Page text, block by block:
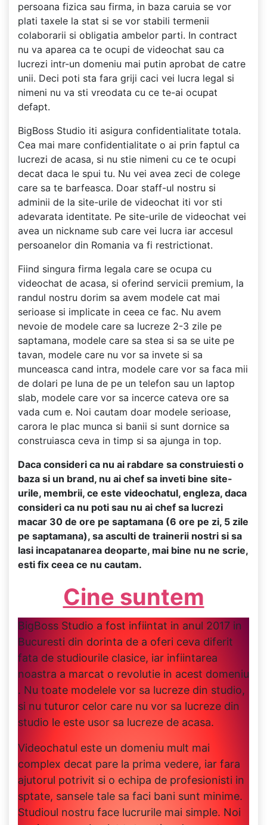
persoana fizica sau firma, in baza caruia se vor
plati taxele la stat si se vor stabili termenii
colaborarii si obligatia ambelor parti. In contract
nu va aparea ca te ocupi de videochat sau ca
lucrezi intr-un domeniu mai putin aprobat de catre
unii. Deci poti sta fara griji caci vei lucra legal si
nimeni nu va sti vreodata cu ce te-ai ocupat
defapt.
BigBoss Studio iti asigura confidentialitate totala.
Cea mai mare confidentialitate o ai prin faptul ca
lucrezi de acasa, si nu stie nimeni cu ce te ocupi
decat daca le spui tu. Nu vei avea zeci de colege
care sa te barfeasca. Doar staff-ul nostru si
adminii de la site-urile de videochat iti vor sti
adevarata identitate. Pe site-urile de videochat vei
avea un nickname sub care vei lucra iar accesul
persoanelor din Romania va fi restrictionat.
Fiind singura firma legala care se ocupa cu
videochat de acasa, si oferind servicii premium, la
randul nostru dorim sa avem modele cat mai
serioase si implicate in ceea ce fac. Nu avem
nevoie de modele care sa lucreze 2-3 zile pe
saptamana, modele care sa stea si sa se uite pe
tavan, modele care nu vor sa invete si sa
munceasca cand intra, modele care vor sa faca mii
de dolari pe luna de pe un telefon sau un laptop
slab, modele care vor sa incerce cateva ore sa
vada cum e. Noi cautam doar modele serioase,
carora le plac munca si banii si sunt dornice sa
construiasca ceva in timp si sa ajunga in top.
Daca consideri ca nu ai rabdare sa construiesti o
baza si un brand, nu ai chef sa inveti bine site-
urile, membrii, ce este videochatul, engleza, daca
consideri ca nu poti sau nu ai chef sa lucrezi
macar 30 de ore pe saptamana (6 ore pe zi, 5 zile
pe saptamana), sa asculti de trainerii nostri si sa
lasi incapatanarea deoparte, mai bine nu ne scrie,
esti fix ceea ce nu cautam.
Cine suntem
BigBoss Studio a fost infiintat in anul 2017 in
Bucuresti din dorinta de a oferi ceva diferit
fata de studiourile clasice, iar infiintarea
noastra a marcat o revolutie in acest domeniu
. Nu toate modelele vor sa lucreze din studio,
si nu tuturor celor care nu vor sa lucreze din
studio le este usor sa lucreze de acasa.
Videochatul este un domeniu mult mai
complex decat pare la prima vedere, iar fara
ajutorul potrivit si o echipa de profesionisti in
sptate, sansele tale sa faci bani sunt minime.
Studioul nostru face lucrurile mai simple. Noi